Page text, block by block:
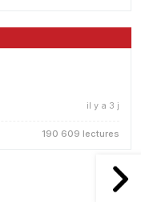
il y a 3 j
190 609 lectures